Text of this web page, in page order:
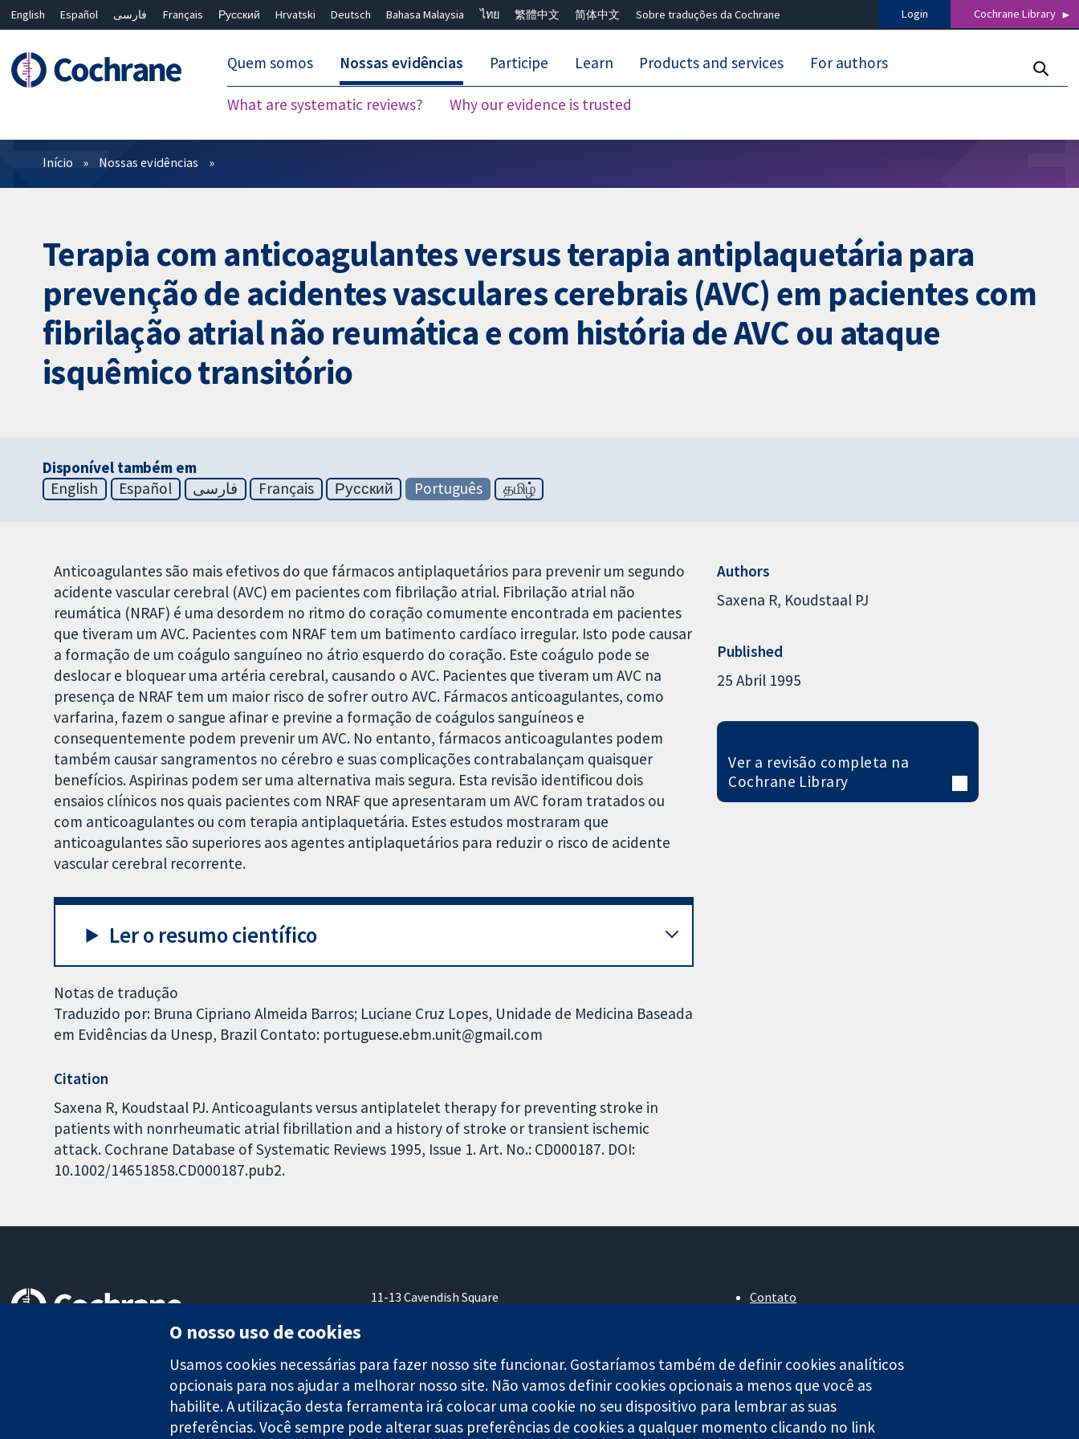
English Español فارسی Français Русский Hrvatski Deutsch Bahasa Malaysia ไทย 繁體中文 简体中文 Sobre traduções da Cochrane Login Cochrane Library
Quem somos Nossas evidências
What are systematic reviews? Why our evidence is trusted
Participe Learn Products and services For authors
Filtros
Início Nossas evidências
Terapia com anticoagulantes versus terapia antiplaquetária para
prevenção de acidentes vasculares cerebrais (AVC) em pacientes com
fibrilação atrial não reumática e com história de AVC ou ataque
isquêmico transitório
Disponível também em
English
Español فارسی Français Русский Português தமிழ்
Anticoagulantes são mais efetivos do que fármacos antiplaquetários para prevenir um segundo
acidente vascular cerebral (AVC) em pacientes com fibrilação atrial. Fibrilação atrial não
reumática (NRAF) é uma desordem no ritmo do coração comumente encontrada em pacientes
que tiveram um AVC. Pacientes com NRAF tem um batimento cardíaco irregular. Isto pode causar
a formação de um coágulo sanguíneo no átrio esquerdo do coração. Este coágulo pode se
deslocar e bloquear uma artéria cerebral, causando o AVC. Pacientes que tiveram um AVC na
presença de NRAF tem um maior risco de sofrer outro AVC. Fármacos anticoagulantes, como
varfarina, fazem o sangue afinar e previne a formação de coágulos sanguíneos e
consequentemente podem prevenir um AVC. No entanto, fármacos anticoagulantes podem
também causar sangramentos no cérebro e suas complicações contrabalançam quaisquer
benefícios. Aspirinas podem ser uma alternativa mais segura. Esta revisão identificou dois
ensaios clínicos nos quais pacientes com NRAF que apresentaram um AVC foram tratados ou
com anticoagulantes ou com terapia antiplaquetária. Estes estudos mostraram que
anticoagulantes são superiores aos agentes antiplaquetários para reduzir o risco de acidente
vascular cerebral recorrente.
Ler o resumo científico
Notas de tradução
Traduzido por: Bruna Cipriano Almeida Barros; Luciane Cruz Lopes, Unidade de Medicina Baseada
em Evidências da Unesp, Brazil Contato: portuguese.ebm.unit@gmail.com
Citation
Saxena R, Koudstaal PJ. Anticoagulants versus antiplatelet therapy for preventing stroke in
patients with nonrheumatic atrial fibrillation and a history of stroke or transient ischemic
attack. Cochrane Database of Systematic Reviews 1995, Issue 1. Art. No.: CD000187. DOI:
10.1002/14651858.CD000187.pub2.
Authors
Saxena R Koudstaal PJ
Published
25 Abril 1995
Ver a revisão completa na
Cochrane Library
11-13 Cavendish Square
Contato
Emprego
Cochrane Library
O nosso uso de cookies
Usamos cookies necessárias para fazer nosso site funcionar. Gostaríamos também de definir cookies analíticos
opcionais para nos ajudar a melhorar nosso site. Não vamos definir cookies opcionais a menos que você as
habilite. A utilização desta ferramenta irá colocar uma cookie no seu dispositivo para lembrar as suas
preferências. Você sempre pode alterar suas preferências de cookies a qualquer momento clicando no link